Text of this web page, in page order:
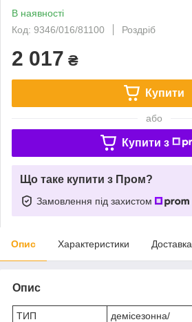
В наявності
Код: 9346/016/81100
Роздріб
2 017 ₴
Купити
або
Купити з
Що таке купити з Пром?
Замовлення під захистом
Опис Характеристики Доставка
Опис
ТИП
демісезонна/